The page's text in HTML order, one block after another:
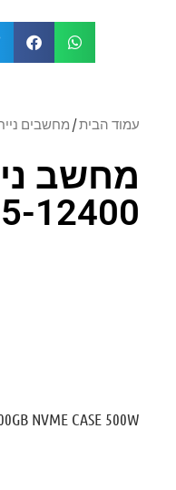
עמוד הבית/ מחשבים
12400
NVME CASE 500W